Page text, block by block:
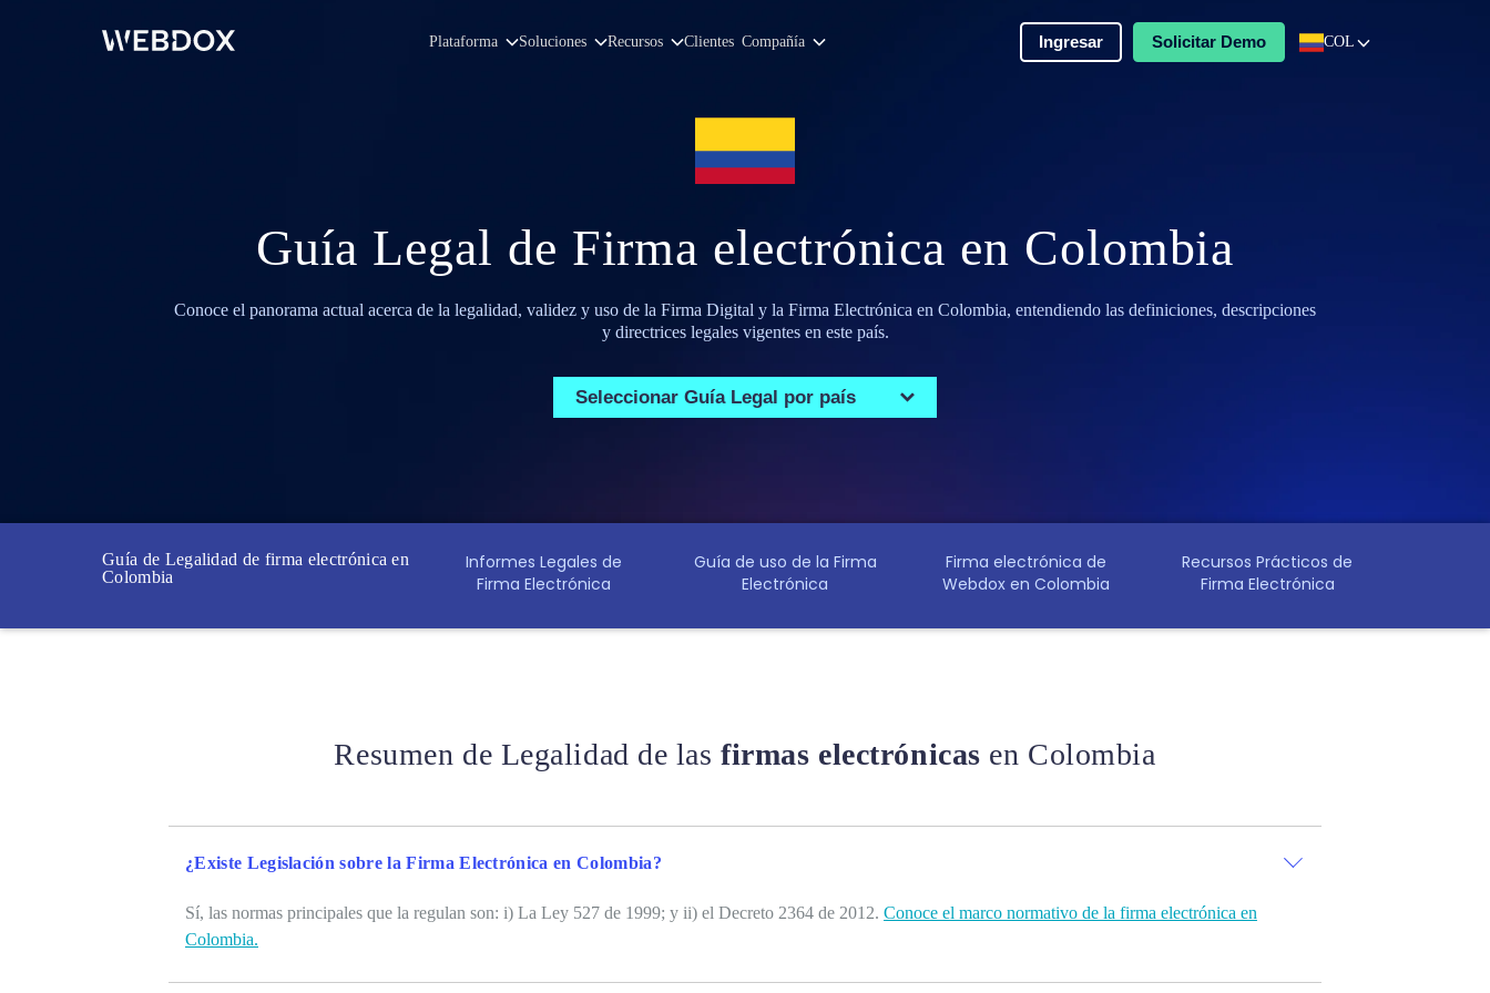
Plataforma Soluciones Recursos Clientes Compañía Ingresar Solicitar Demo COL
Guía Legal de Firma electrónica en Colombia
Conoce el panorama actual acerca de la legalidad, validez y uso de la Firma Digital y la Firma Electrónica en Colombia, entendiendo las definiciones, descripciones
y directrices legales vigentes en este país.
Seleccionar Guía Legal por país
Guía de Legalidad de firma electrónica en
Colombia
Informes Legales de
Firma Electrónica
Guía de uso de la Firma
Electrónica
Firma electrónica de
Webdox en Colombia
Recursos Prácticos de
Firma Electrónica
Resumen de Legalidad de lasfirmas electrónicas en Colombia
¿Existe Legislación sobre la Firma Electrónica en Colombia?
Sí, las normas principales que la regulan son: i) La Ley 527 de 1999; y ii) el Decreto 2364 de 2012. Conoce el marco normativo de la firma electrónica en
Colombia.